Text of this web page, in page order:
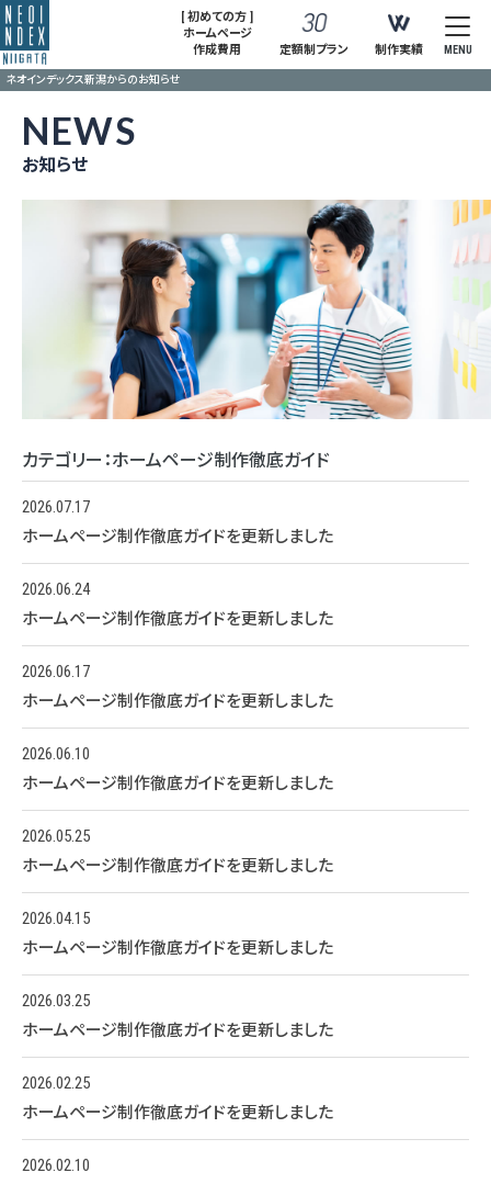
[ 初めての方 ]
ホームページ
作成費用
定額制プラン 制作実績 MENU
ネオインデックス新潟からのお知らせ
NEWS
お知らせ
カテゴリー：ホームページ制作徹底ガイド
2026.07.17
ホームページ制作徹底ガイドを更新しました
2026.06.24
ホームページ制作徹底ガイドを更新しました
2026.06.17
ホームページ制作徹底ガイドを更新しました
2026.06.10
ホームページ制作徹底ガイドを更新しました
2026.05.25
ホームページ制作徹底ガイドを更新しました
2026.04.15
ホームページ制作徹底ガイドを更新しました
2026.03.25
ホームページ制作徹底ガイドを更新しました
2026.02.25
ホームページ制作徹底ガイドを更新しました
2026.02.10